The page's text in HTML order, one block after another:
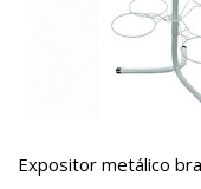
Expositor metálico